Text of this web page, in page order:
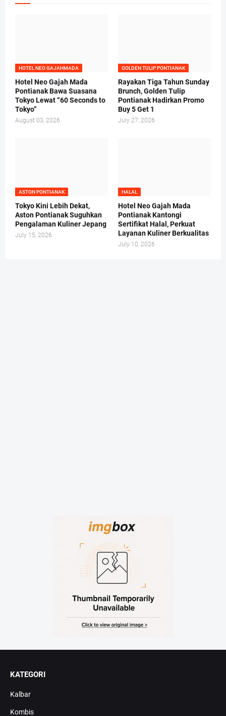
HOTEL NEO GAJAHMADA
Hotel Neo Gajah Mada
Pontianak Bawa Suasana
Tokyo Lewat “60 Seconds to
Tokyo”
August 03, 2026
GOLDEN TULIP PONTIANAK
Rayakan Tiga Tahun Sunday
Brunch, Golden Tulip
Pontianak Hadirkan Promo
Buy 5 Get 1
July 27, 2026
ASTON PONTIANAK
Tokyo Kini Lebih Dekat,
Aston Pontianak Suguhkan
Pengalaman Kuliner Jepang
July 15, 2026
HALAL
Hotel Neo Gajah Mada
Pontianak Kantongi
Sertifikat Halal, Perkuat
Layanan Kuliner Berkualitas
July 10, 2026
KATEGORI
Kalbar
Kombis